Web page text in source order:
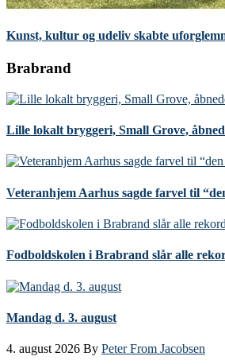
Kunst, kultur og udeliv skabte
Brabrand
Lille lokalt bryggeri, Small Grove,
Veteranhjem Aarhus sagde farvel til
Fodboldskolen i Brabrand slår alle
Mandag d. 3. august
4. august 2026 By Peter From Jacobsen